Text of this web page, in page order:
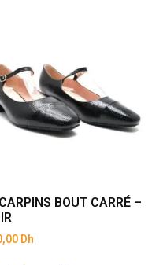
BOUT CARRÉ –
Dh